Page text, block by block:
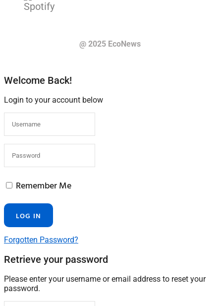
@ 2025 EcoNews
Welcome Back!
Login to your account below
Remember Me
Forgotten Password?
Retrieve your password
Please enter your username or email address to reset your
password.